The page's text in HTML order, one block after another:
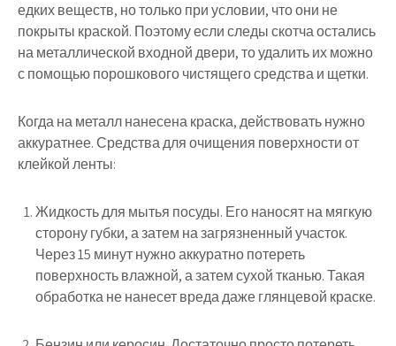
едких веществ, но только при условии, что они не
покрыты краской. Поэтому если следы скотча остались
на металлической входной двери, то удалить их можно
с помощью порошкового чистящего средства и щетки.
Когда на металл нанесена краска, действовать нужно
аккуратнее. Средства для очищения поверхности от
клейкой ленты:
Жидкость для мытья посуды. Его наносят на мягкую
сторону губки, а затем на загрязненный участок.
Через 15 минут нужно аккуратно потереть
поверхность влажной, а затем сухой тканью. Такая
обработка не нанесет вреда даже глянцевой краске.